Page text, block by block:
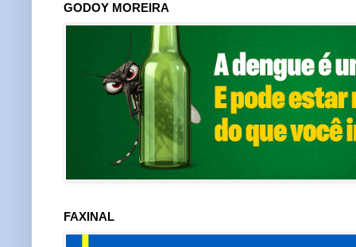
GODOY MOREIRA
FAXINAL